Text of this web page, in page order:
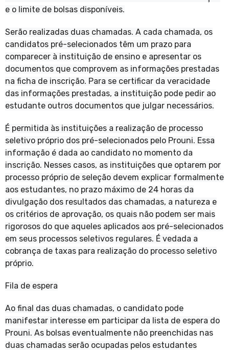
e o limite de bolsas disponíveis.
Serão realizadas duas chamadas. A cada chamada, os
candidatos pré-selecionados têm um prazo para
comparecer à instituição de ensino e apresentar os
documentos que comprovem as informações prestadas
na ficha de inscrição. Para se certificar da veracidade
das informações prestadas, a instituição pode pedir ao
estudante outros documentos que julgar necessários.
É permitida às instituições a realização de processo
seletivo próprio dos pré-selecionados pelo Prouni. Essa
informação é dada ao candidato no momento da
inscrição. Nesses casos, as instituições que optarem por
processo próprio de seleção devem explicar formalmente
aos estudantes, no prazo máximo de 24 horas da
divulgação dos resultados das chamadas, a natureza e
os critérios de aprovação, os quais não podem ser mais
rigorosos do que aqueles aplicados aos pré-selecionados
em seus processos seletivos regulares. É vedada a
cobrança de taxas para realização do processo seletivo
próprio.
Fila de espera
Ao final das duas chamadas, o candidato pode
manifestar interesse em participar da lista de espera do
Prouni. As bolsas eventualmente não preenchidas nas
duas chamadas serão ocupadas pelos estudantes